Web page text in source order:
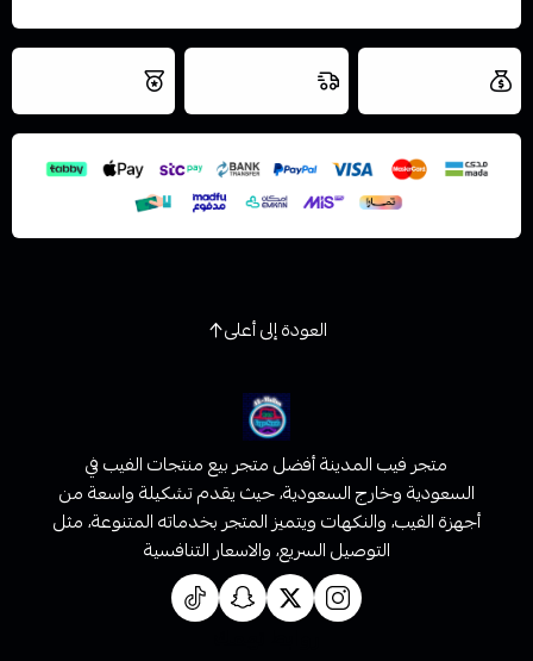
اسحب و افلت الملف هنا
استعراض
نتميز بلجودة
العودة إلى أعلى
متجر فيب المدينة أفضل متجر بيع منتجات الفيب في
السعودية وخارج السعودية، حيث يقدم تشكيلة واسعة من
أجهزة الفيب، والنكهات ويتميز المتجر بخدماته المتنوعة، مثل
التوصيل السريع، والاسعار التنافسية